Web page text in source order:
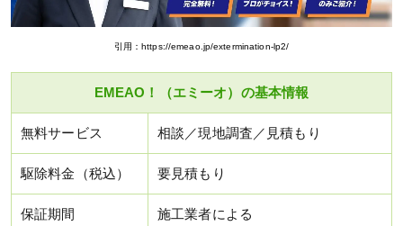
引用：https://emeao.jp/extermination-lp2/
EMEAO！（エミーオ）の基本情報
無料サービス 相談／現地調査／見積もり
駆除料金（税込） 要見積もり
保証期間 施工業者による